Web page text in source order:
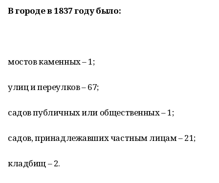
В городе в 1837 году было:
мостов каменных – 1;
улиц и переулков – 67;
садов публичных или общественных – 1;
садов, принадлежавших частным лицам – 21;
кладбищ – 2.